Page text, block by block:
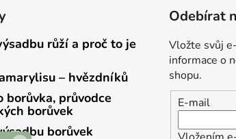
růží a proč to je
– hvězdníků
borůvka, průvodce
borůvek
borůvek
Odebírat
Vložte svůj
informace o
shopu.
E-mail